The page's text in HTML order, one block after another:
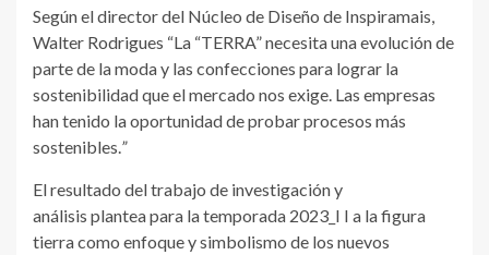
Según el director del Núcleo de Diseño de Inspiramais,
Walter Rodrigues “La “TERRA” necesita una evolución de
parte de la moda y las confecciones para lograr la
sostenibilidad que el mercado nos exige. Las empresas
han tenido la oportunidad de probar procesos más
sostenibles.”
El resultado del trabajo de investigación y
análisis plantea para la temporada 2023_I I a la figura
tierra como enfoque y simbolismo de los nuevos